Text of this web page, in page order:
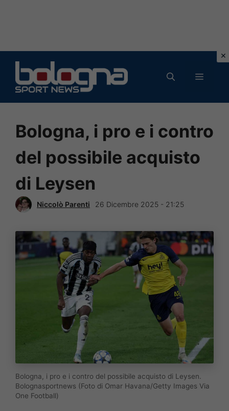
contenuto
MENU
Bologna, i pro e i contro
del possibile acquisto
di Leysen
Niccolò Parenti 26 Dicembre 2025 - 21:25
Bologna, i pro e i contro del possibile acquisto di Leysen.
Bolognasportnews (Foto di Omar Havana/Getty Images Via
One Football)